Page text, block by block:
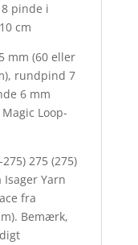
pinde i
cm
mm (60 eller
rundpind 7
6 mm
Loop-
275 (275)
Isager Yarn
fra
Bemærk,